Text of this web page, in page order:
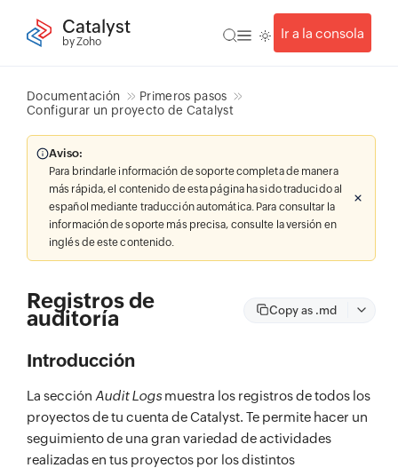
Catalyst
by Zoho
Ir a la consola
Documentación
Primeros pasos
Configurar un proyecto de Catalyst
Aviso:
Para brindarle información de soporte completa de manera
más rápida, el contenido de esta página ha sido traducido al
español mediante traducción automática. Para consultar la
información de soporte más precisa, consulte la versión en
inglés de este contenido.
Registros de
auditoría Copy as .md
Introducción
La sección Audit Logs muestra los registros de todos los
proyectos de tu cuenta de Catalyst. Te permite hacer un
seguimiento de una gran variedad de actividades
realizadas en tus proyectos por los distintos